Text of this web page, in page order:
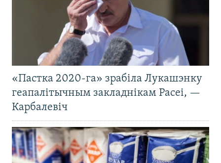
«Пастка 2020-га» зрабіла Лукашэнку
геапалітычным закладнікам Расеі, —
Карбалевіч